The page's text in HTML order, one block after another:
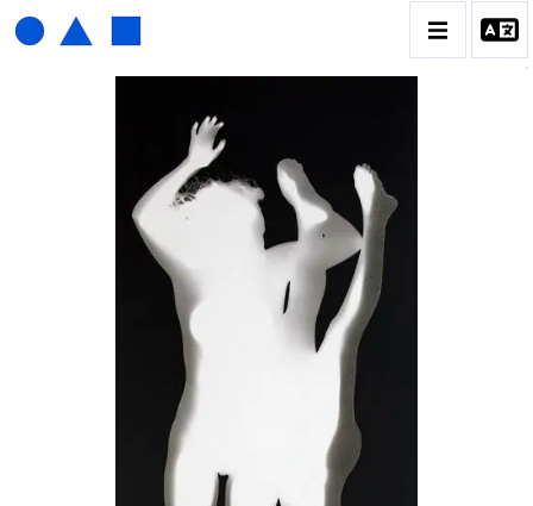
HENRI FOUCAULT
BIOGRAPHIE
CATALOGUE DES OEUVRES
01_SCULPTURE
02_PHOTOGRAPHIQUE
05_MONOTYPE